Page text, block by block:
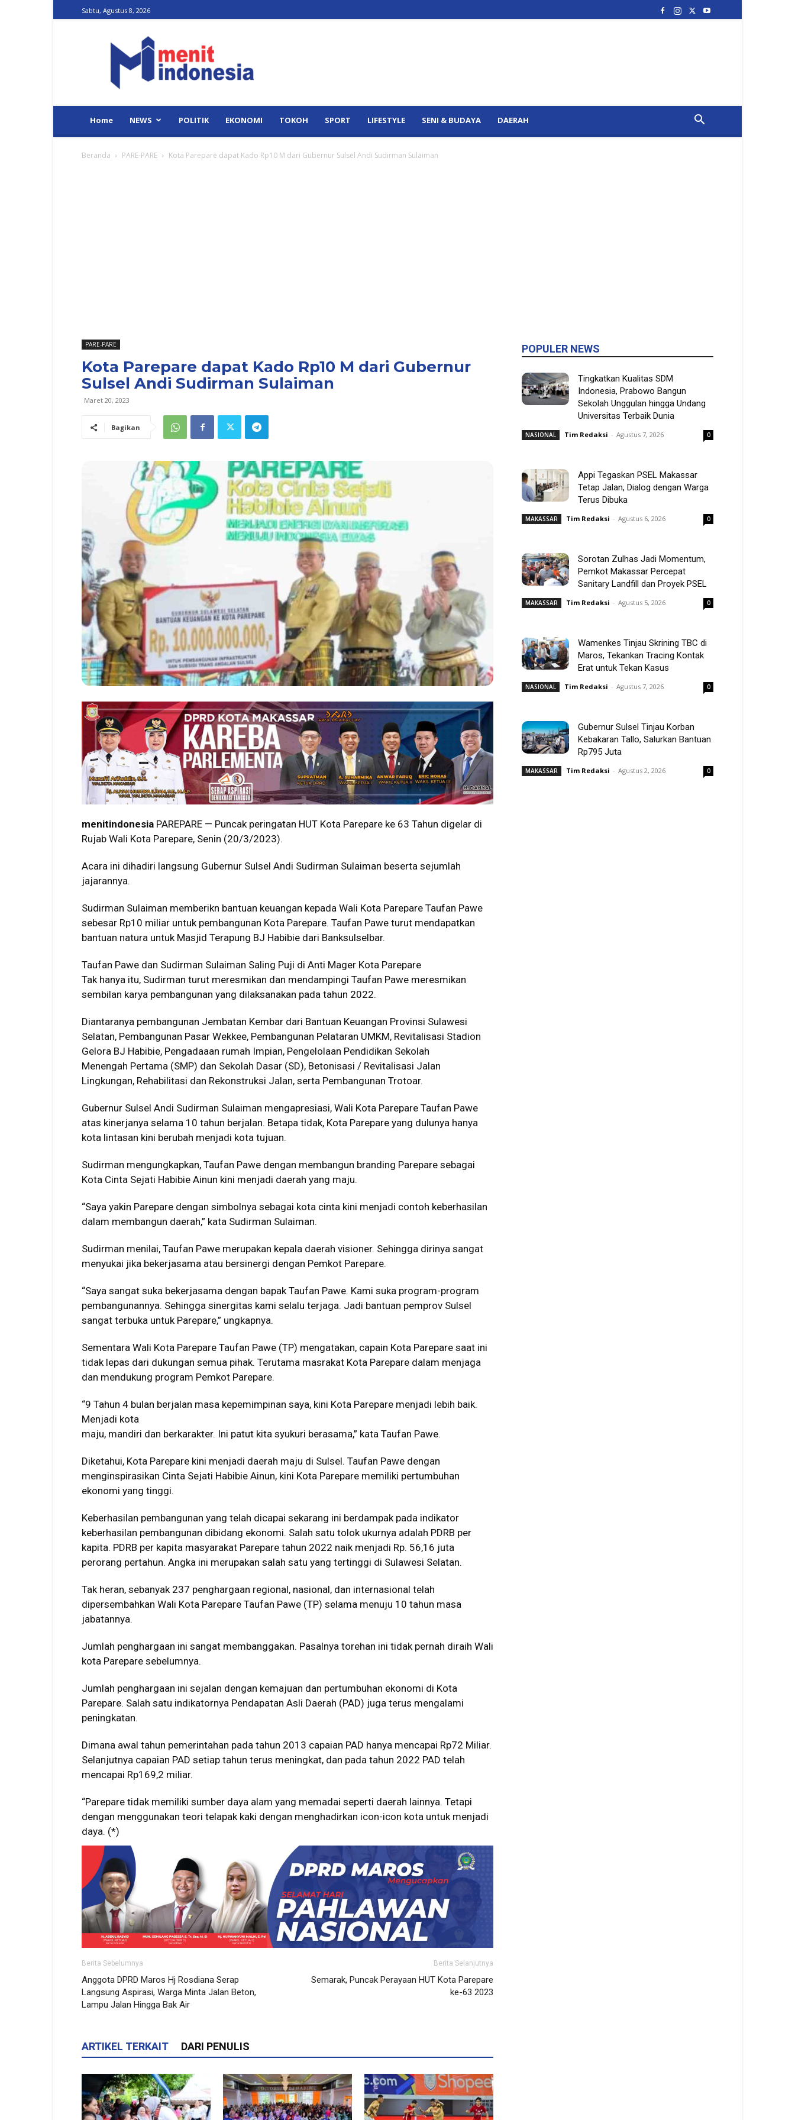
Sabtu, Agustus 8, 2026
Indonesia
Home NEWS POLITIK EKONOMI TOKOH SPORT LIFESTYLE SENI & BUDAYA DAERAH
Beranda PARE-PARE Kota Parepare dapat Kado Rp10 M dari Gubernur Sulsel Andi Sudirman Sulaiman
PARE-PARE
Kota Parepare dapat Kado Rp10 M dari Gubernur
Sulsel Andi Sudirman Sulaiman
Maret 20, 2023
Bagikan
menitindonesia PAREPARE — Puncak peringatan HUT Kota Parepare ke 63 Tahun digelar di
Rujab Wali Kota Parepare, Senin (20/3/2023).
Acara ini dihadiri langsung Gubernur Sulsel Andi Sudirman Sulaiman beserta sejumlah
jajarannya.
Sudirman Sulaiman memberikn bantuan keuangan kepada Wali Kota Parepare Taufan Pawe
sebesar Rp10 miliar untuk pembangunan Kota Parepare. Taufan Pawe turut mendapatkan
bantuan natura untuk Masjid Terapung BJ Habibie dari Banksulselbar.
Taufan Pawe dan Sudirman Sulaiman Saling Puji di Anti Mager Kota Parepare
Tak hanya itu, Sudirman turut meresmikan dan mendampingi Taufan Pawe meresmikan
sembilan karya pembangunan yang dilaksanakan pada tahun 2022.
Diantaranya pembangunan Jembatan Kembar dari Bantuan Keuangan Provinsi Sulawesi
Selatan, Pembangunan Pasar Wekkee, Pembangunan Pelataran UMKM, Revitalisasi Stadion
Gelora BJ Habibie, Pengadaaan rumah Impian, Pengelolaan Pendidikan Sekolah
Menengah Pertama (SMP) dan Sekolah Dasar (SD), Betonisasi / Revitalisasi Jalan
Lingkungan, Rehabilitasi dan Rekonstruksi Jalan, serta Pembangunan Trotoar.
Gubernur Sulsel Andi Sudirman Sulaiman mengapresiasi, Wali Kota Parepare Taufan Pawe
atas kinerjanya selama 10 tahun berjalan. Betapa tidak, Kota Parepare yang dulunya hanya
kota lintasan kini berubah menjadi kota tujuan.
Sudirman mengungkapkan, Taufan Pawe dengan membangun branding Parepare sebagai
Kota Cinta Sejati Habibie Ainun kini menjadi daerah yang maju.
“Saya yakin Parepare dengan simbolnya sebagai kota cinta kini menjadi contoh keberhasilan
dalam membangun daerah,” kata Sudirman Sulaiman.
Sudirman menilai, Taufan Pawe merupakan kepala daerah visioner. Sehingga dirinya sangat
menyukai jika bekerjasama atau bersinergi dengan Pemkot Parepare.
“Saya sangat suka bekerjasama dengan bapak Taufan Pawe. Kami suka program-program
pembangunannya. Sehingga sinergitas kami selalu terjaga. Jadi bantuan pemprov Sulsel
sangat terbuka untuk Parepare,” ungkapnya.
Sementara Wali Kota Parepare Taufan Pawe (TP) mengatakan, capain Kota Parepare saat ini
tidak lepas dari dukungan semua pihak. Terutama masrakat Kota Parepare dalam menjaga
dan mendukung program Pemkot Parepare.
“9 Tahun 4 bulan berjalan masa kepemimpinan saya, kini Kota Parepare menjadi lebih baik.
Menjadi kota
maju, mandiri dan berkarakter. Ini patut kita syukuri berasama,” kata Taufan Pawe.
Diketahui, Kota Parepare kini menjadi daerah maju di Sulsel. Taufan Pawe dengan
menginspirasikan Cinta Sejati Habibie Ainun, kini Kota Parepare memiliki pertumbuhan
ekonomi yang tinggi.
Keberhasilan pembangunan yang telah dicapai sekarang ini berdampak pada indikator
keberhasilan pembangunan dibidang ekonomi. Salah satu tolok ukurnya adalah PDRB per
kapita. PDRB per kapita masyarakat Parepare tahun 2022 naik menjadi Rp. 56,16 juta
perorang pertahun. Angka ini merupakan salah satu yang tertinggi di Sulawesi Selatan.
Tak heran, sebanyak 237 penghargaan regional, nasional, dan internasional telah
dipersembahkan Wali Kota Parepare Taufan Pawe (TP) selama menuju 10 tahun masa
jabatannya.
Jumlah penghargaan ini sangat membanggakan. Pasalnya torehan ini tidak pernah diraih Wali
kota Parepare sebelumnya.
Jumlah penghargaan ini sejalan dengan kemajuan dan pertumbuhan ekonomi di Kota
Parepare. Salah satu indikatornya Pendapatan Asli Daerah (PAD) juga terus mengalami
peningkatan.
Dimana awal tahun pemerintahan pada tahun 2013 capaian PAD hanya mencapai Rp72 Miliar.
Selanjutnya capaian PAD setiap tahun terus meningkat, dan pada tahun 2022 PAD telah
mencapai Rp169,2 miliar.
“Parepare tidak memiliki sumber daya alam yang memadai seperti daerah lainnya. Tetapi
dengan menggunakan teori telapak kaki dengan menghadirkan icon-icon kota untuk menjadi
daya. (*)
Berita Sebelumnya
Anggota DPRD Maros Hj Rosdiana Serap
Langsung Aspirasi, Warga Minta Jalan Beton,
Lampu Jalan Hingga Bak Air
Berita Selanjutnya
Semarak, Puncak Perayaan HUT Kota Parepare
ke-63 2023
ARTIKEL TERKAIT DARI PENULIS
POPULER NEWS
Tingkatkan Kualitas SDM
Indonesia, Prabowo Bangun
Sekolah Unggulan hingga Undang
Universitas Terbaik Dunia
NASIONAL Tim Redaksi - Agustus 7, 2026 0
Appi Tegaskan PSEL Makassar
Tetap Jalan, Dialog dengan Warga
Terus Dibuka
MAKASSAR Tim Redaksi - Agustus 6, 2026 0
Sorotan Zulhas Jadi Momentum,
Pemkot Makassar Percepat
Sanitary Landfill dan Proyek PSEL
MAKASSAR Tim Redaksi - Agustus 5, 2026 0
Wamenkes Tinjau Skrining TBC di
Maros, Tekankan Tracing Kontak
Erat untuk Tekan Kasus
NASIONAL Tim Redaksi - Agustus 7, 2026 0
Gubernur Sulsel Tinjau Korban
Kebakaran Tallo, Salurkan Bantuan
Rp795 Juta
MAKASSAR Tim Redaksi - Agustus 2, 2026 0